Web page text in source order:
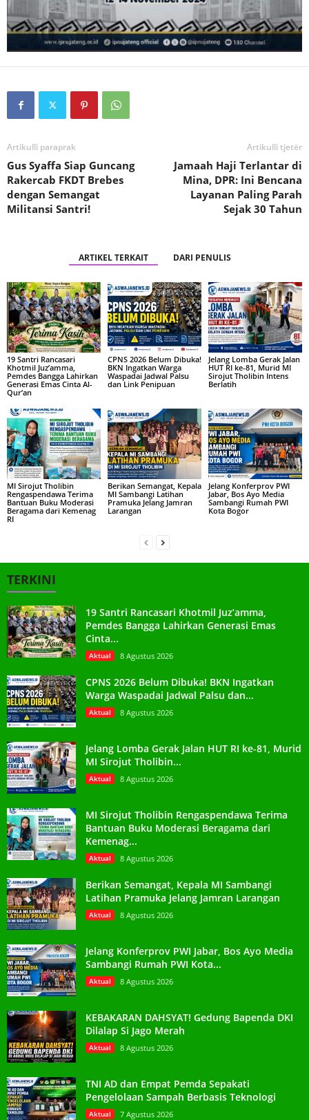
Artikulli paraprak
Gus Syaffa Siap Guncang
Rakercab FKDT Brebes
dengan Semangat
Militansi Santri!
Artikulli tjetër
Jamaah Haji Terlantar di
Mina, DPR: Ini Bencana
Layanan Paling Parah
Sejak 30 Tahun
ARTIKEL TERKAIT DARI PENULIS
19 Santri Rancasari
Khotmil Juz’amma,
Pemdes Bangga Lahirkan
Generasi Emas Cinta Al-
Qur’an
CPNS 2026 Belum Dibuka!
BKN Ingatkan Warga
Waspadai Jadwal Palsu
dan Link Penipuan
Jelang Lomba Gerak Jalan
HUT RI ke-81, Murid MI
Sirojut Tholibin Intens
Berlatih
MI Sirojut Tholibin
Rengaspendawa Terima
Bantuan Buku Moderasi
Beragama dari Kemenag
RI
Berikan Semangat, Kepala
MI Sambangi Latihan
Pramuka Jelang Jamran
Larangan
Jelang Konferprov PWI
Jabar, Bos Ayo Media
Sambangi Rumah PWI
Kota Bogor
TERKINI
19 Santri Rancasari Khotmil Juz’amma,
Pemdes Bangga Lahirkan Generasi Emas
Cinta...
Aktual 8 Agustus 2026
CPNS 2026 Belum Dibuka! BKN Ingatkan
Warga Waspadai Jadwal Palsu dan...
Aktual 8 Agustus 2026
Jelang Lomba Gerak Jalan HUT RI ke-81, Murid
MI Sirojut Tholibin...
Aktual 8 Agustus 2026
MI Sirojut Tholibin Rengaspendawa Terima
Bantuan Buku Moderasi Beragama dari
Kemenag...
Aktual 8 Agustus 2026
Berikan Semangat, Kepala MI Sambangi
Latihan Pramuka Jelang Jamran Larangan
Aktual 8 Agustus 2026
Jelang Konferprov PWI Jabar, Bos Ayo Media
Sambangi Rumah PWI Kota...
Aktual 8 Agustus 2026
KEBAKARAN DAHSYAT! Gedung Bapenda DKI
Dilalap Si Jago Merah
Aktual 8 Agustus 2026
TNI AD dan Empat Pemda Sepakati
Pengelolaan Sampah Berbasis Teknologi
Aktual 7 Agustus 2026